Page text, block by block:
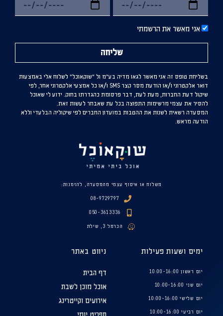
משלוח או איסוף עצמי מהמסעדה, להזמנות:
08-9729797
050-3613336
הכרמל 3, שילת
ימים ושעות פעילות
יום ראשון 10:00-16:00
יום שני 10:00-16:00
יום שלישי 10:00-16:00
יום רביעי 10:00-16:00
ניווט באתר
דף הבית
אוכל מוכן לשבת
אירועים וקייטרינג
אני מאשר את הרשמתי
שליחה
בשליחת טופס זה אני מאשר לגאו מדיה בע”מ ול “שוקאוכל” לשלוח אלי באמצעות
דואר אלקטרוני ו/או הודעת מסר קצר SMS ו/או כל אמצעי אלקטרוני אחר, לפי
שיקול דעת החברות, מעת לעת, דבר פרסומת כהגדרתו בחוק. ידוע לי שאוכל
להסיר את עצמי מרשימות התפוצה בכל עת שאבחר לעשות זאת.
המסעדה רשאית לשנות את ההטבות במועדון החברים לפי שיקוליה הבלעדי וללא
הודעה מראש.